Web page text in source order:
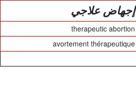
إجهاض علاجي
therapeutic abortion
avortement thérapeutique